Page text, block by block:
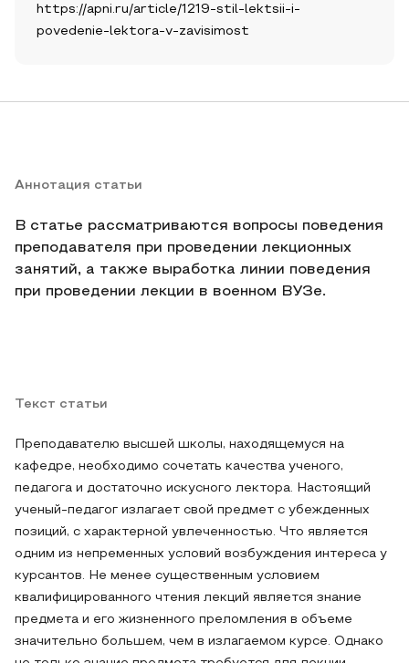
https://apni.ru/article/1219-stil-lektsii-i-
povedenie-lektora-v-zavisimost
Аннотация статьи
В статье рассматриваются вопросы поведения
преподавателя при проведении лекционных
занятий, а также выработка линии поведения
при проведении лекции в военном ВУЗе.
Текст статьи
Преподавателю высшей школы, находящемуся на
кафедре, необходимо сочетать качества ученого,
педагога и достаточно искусного лектора. Настоящий
ученый-педагог излагает свой предмет с убежденных
позиций, с характерной увлеченностью. Что является
одним из непременных условий возбуждения интереса у
курсантов. Не менее существенным условием
квалифицированного чтения лекций является знание
предмета и его жизненного преломления в объеме
значительно большем, чем в излагаемом курсе. Однако